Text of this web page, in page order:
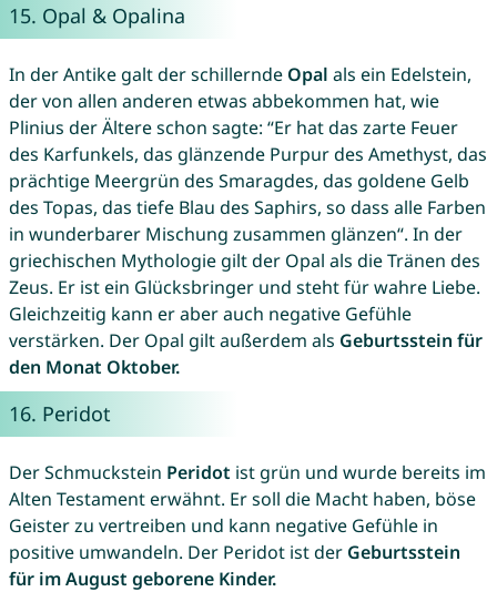
15. Opal & Opalina
In der Antike galt der schillernde Opal als ein Edelstein,
der von allen anderen etwas abbekommen hat, wie
Plinius der Ältere schon sagte: “Er hat das zarte Feuer
des Karfunkels, das glänzende Purpur des Amethyst, das
prächtige Meergrün des Smaragdes, das goldene Gelb
des Topas, das tiefe Blau des Saphirs, so dass alle Farben
in wunderbarer Mischung zusammen glänzen“. In der
griechischen Mythologie gilt der Opal als die Tränen des
Zeus. Er ist ein Glücksbringer und steht für wahre Liebe.
Gleichzeitig kann er aber auch negative Gefühle
verstärken. Der Opal gilt außerdem als Geburtsstein für
den Monat Oktober.
16. Peridot
Der Schmuckstein Peridot ist grün und wurde bereits im
Alten Testament erwähnt. Er soll die Macht haben, böse
Geister zu vertreiben und kann negative Gefühle in
positive umwandeln. Der Peridot ist der Geburtsstein
für im August geborene Kinder.